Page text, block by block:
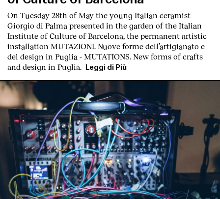
On Tuesday 28th of May the young Italian ceramist
Giorgio di Palma presented in the garden of the Italian
Institute of Culture of Barcelona, the permanent artistic
installation MUTAZIONI. Nuove forme dell’artigianato e
del design in Puglia - MUTATIONS. New forms of crafts
and design in Puglia.
Leggi di Più